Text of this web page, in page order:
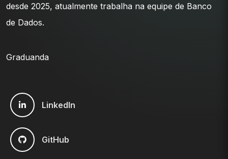
Graduanda
desde 2025, atualmente trabalha na equipe de Banco
de Dados.
LinkedIn
GitHub